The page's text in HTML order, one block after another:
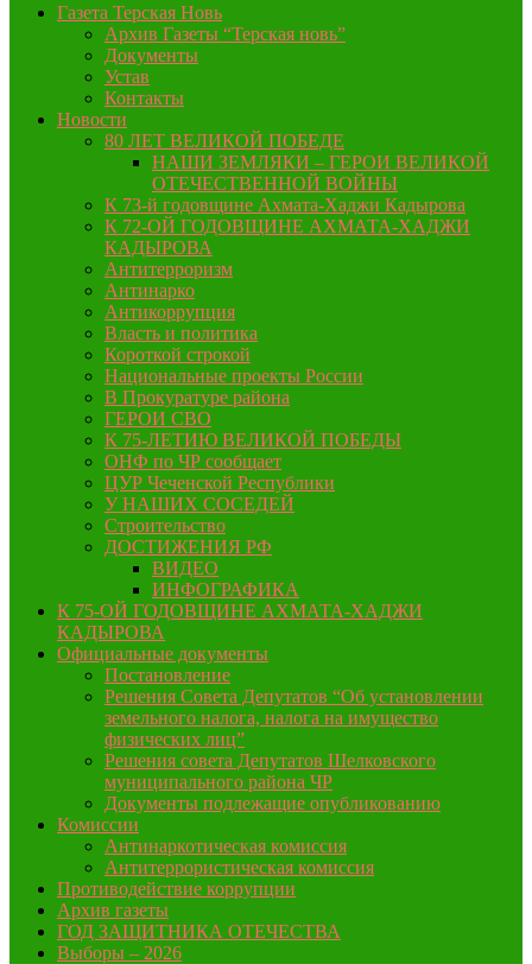
Газета Терская Новь
Архив Газеты “Терская новь”
Документы
Устав
Контакты
Новости
80 ЛЕТ ВЕЛИКОЙ ПОБЕДЕ
НАШИ ЗЕМЛЯКИ – ГЕРОИ ВЕЛИКОЙ
ОТЕЧЕСТВЕННОЙ ВОЙНЫ
К 73-й годовщине Ахмата-Хаджи Кадырова
К 72-ОЙ ГОДОВЩИНЕ АХМАТА-ХАДЖИ
КАДЫРОВА
Антитерроризм
Антинарко
Антикоррупция
Власть и политика
Короткой строкой
Национальные проекты России
В Прокуратуре района
ГЕРОИ СВО
К 75-ЛЕТИЮ ВЕЛИКОЙ ПОБЕДЫ
ОНФ по ЧР сообщает
ЦУР Чеченской Республики
У НАШИХ СОСЕДЕЙ
Строительство
ДОСТИЖЕНИЯ РФ
ВИДЕО
ИНФОГРАФИКА
К 75-ОЙ ГОДОВЩИНЕ АХМАТА-ХАДЖИ
КАДЫРОВА
Официальные документы
Постановление
Решения Совета Депутатов “Об установлении
земельного налога, налога на имущество
физических лиц”
Решения совета Депутатов Шелковского
муниципального района ЧР
Документы подлежащие опубликованию
Комиссии
Антинаркотическая комиссия
Антитеррористическая комиссия
Противодействие коррупции
Архив газеты
ГОД ЗАЩИТНИКА ОТЕЧЕСТВА
Выборы – 2026